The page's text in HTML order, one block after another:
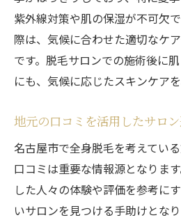
紫外線対策や肌の保湿が不可欠
際は、気候に合わせた適切なケ
です。脱毛サロンでの施術後に
にも、気候に応じたスキンケア
地元の口コミを活用したサロ
名古屋市で全身脱毛を考えてい
口コミは重要な情報源となりま
した人々の体験や評価を参考に
いサロンを見つける手助けとな